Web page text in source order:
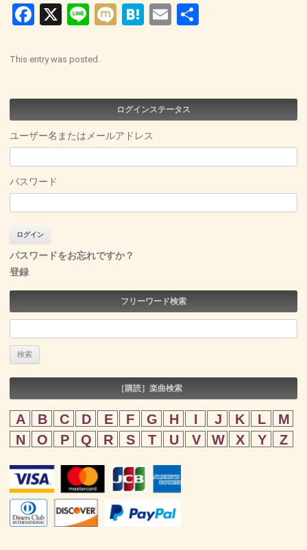
Facebook
X LineMixiHatena
Email
This entry was posted.
ログインステータス
ユーザー名またはメールアドレス
パスワード
パスワードをお忘れですか？
登録
フリーワード検索
［購読］楽曲検索
A B C D E F G H I J K L
M
N
O P Q R S T U V W X Y Z